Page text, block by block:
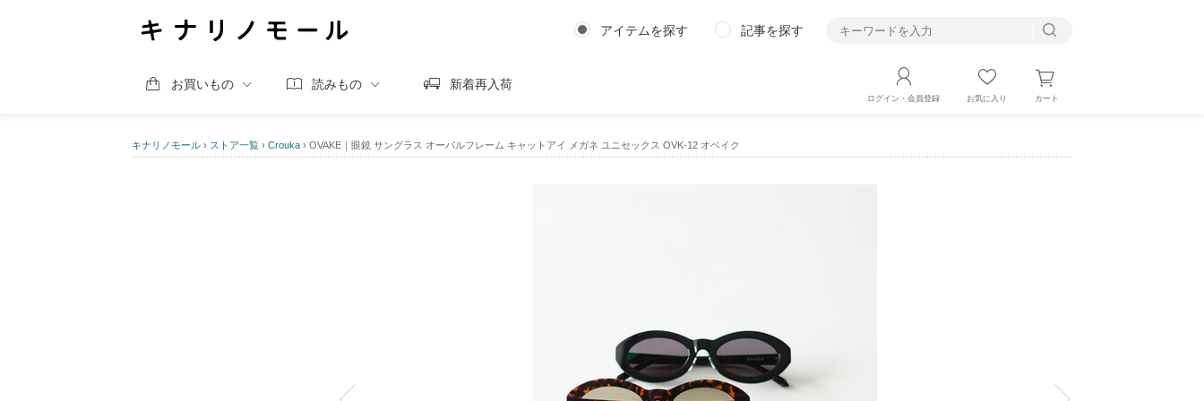
アイテムを探す 記事を探す
お買いもの 読みもの 新着再入荷
ログイン・会員登録 お気に入り カート
キナリノモール › ストア一覧 › Crouka › OVAKE｜眼鏡 サングラス オーバルフレーム キャットアイ メガネ ユニセックス OVK-12 オベイク